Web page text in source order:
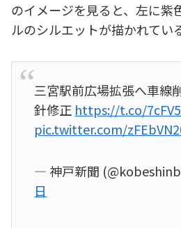
のイメージを見ると、左に紫
ルのシルエットが描かれてい
三宮駅前広場拡張へ車
針修正 https://t.co/
pic.twitter.com/
— 神戸新聞
日